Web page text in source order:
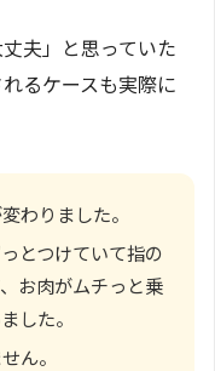
夫」と思っていた
るケースも実際に
わりました。
とつけていて指の
お肉がムチっと乗
した。
ん。